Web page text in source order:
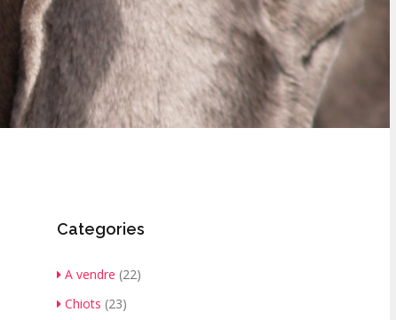
Categories
A vendre (22)
Chiots (23)